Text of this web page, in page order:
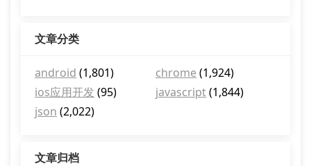
文章分类
android (1,801) chrome (1,924)
ios应用开发 (95) javascript(1,844)
json (2,022)
文章归档